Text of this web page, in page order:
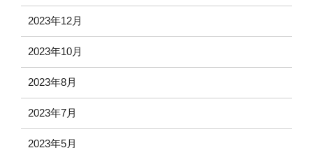
2023年12月
2023年10月
2023年8月
2023年7月
2023年5月